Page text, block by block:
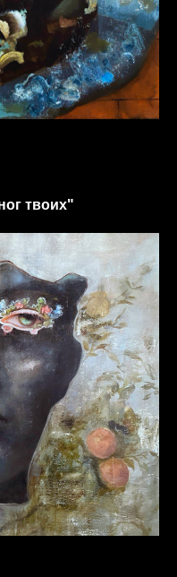
твоих"